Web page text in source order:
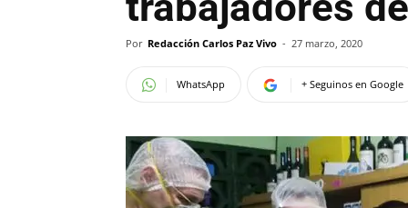
Por Redacción Carlos Paz Vivo - 27 marzo, 2020
WhatsApp + Seguinos en Google